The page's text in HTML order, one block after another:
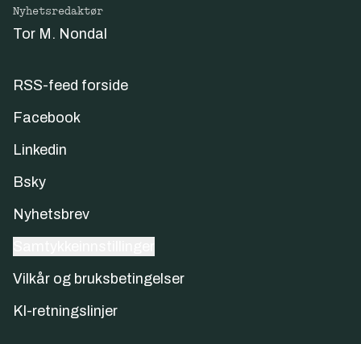
Nyhetsredaktør
Tor M. Nondal
RSS-feed forside
Facebook
Linkedin
Bsky
Nyhetsbrev
Vilkår og bruksbetingelser
KI-retningslinjer